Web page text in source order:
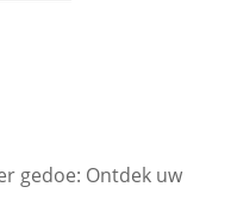
gedoe: Ontdek uw